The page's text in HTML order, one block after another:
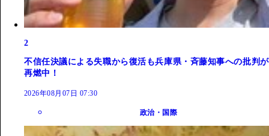
2
不信任決議による失職から復活も兵庫県・斉藤知事への批判が
再燃中！
2026年08月07日 07:30
政治・国際